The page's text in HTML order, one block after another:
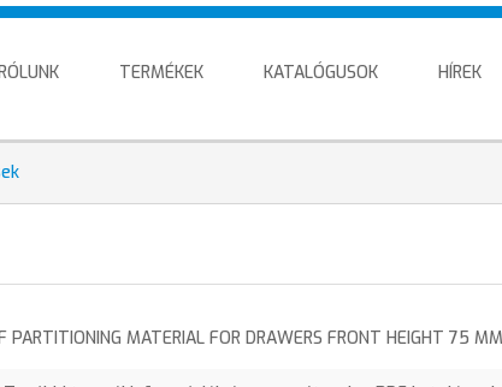
TERMÉKEK KATALÓGUSOK HÍREK
PARTITIONING MATERIAL FOR DRAWERS FRONT HEIGHT 75